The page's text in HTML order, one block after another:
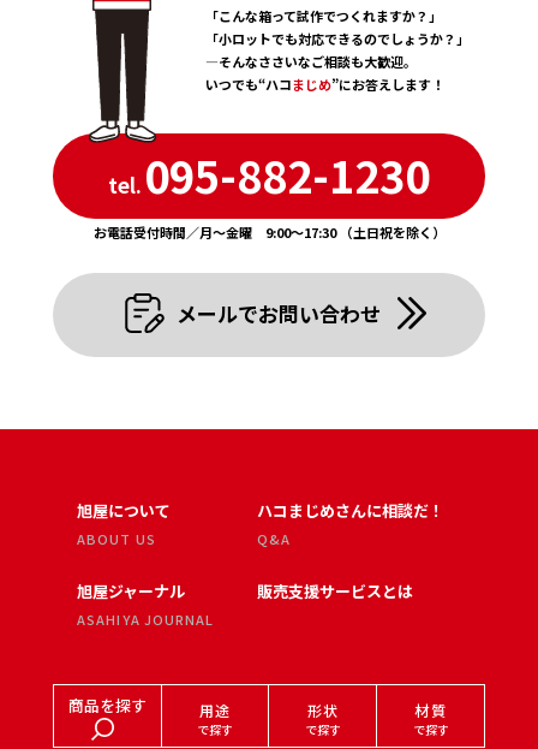
2 . February
1 . January
3 . March
「こんな箱って試作でつくれますか？」
「小ロットでも対応できるのでしょうか？」
―そんなささいなご相談も大歓迎。
いつでも“ハコまじめ”にお答えします！
tel. 095-882-1230
お電話受付時間／月〜金曜 9:00〜17:30 （土日祝を除く）
メールでお問い合わせ
旭屋について
ABOUT US
旭屋ジャーナル
ASAHIYA JOURNAL
ハコまじめさんに相談だ！
Q&A
販売支援サービスとは
商品を探す 用途
で探す
形状
で探す
材質
で探す